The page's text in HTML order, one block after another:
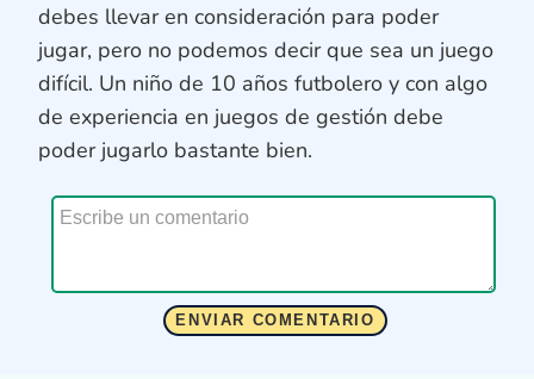
debes llevar en consideración para poder
jugar, pero no podemos decir que sea un juego
difícil. Un niño de 10 años futbolero y con algo
de experiencia en juegos de gestión debe
poder jugarlo bastante bien.